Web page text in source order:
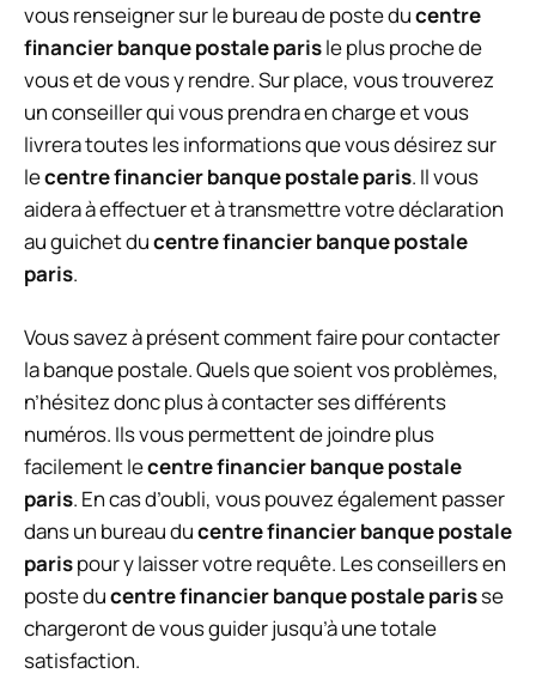
vous renseigner sur le bureau de poste ducentre
financier banque postale parisle plus proche de
vous et de vous y rendre. Sur place, vous trouverez
un conseiller qui vous prendra en charge et vous
livrera toutes les informations que vous désirez sur
lecentre financier banque postale paris. Il vous
aidera à effectuer et à transmettre votre déclaration
au guichet ducentre financier banque postale
paris.
Vous savez à présent comment faire pour contacter
la banque postale. Quels que soient vos problèmes,
n’hésitez donc plus à contacter ses différents
numéros. Ils vous permettent de joindre plus
facilement lecentre financier banque postale
paris. En cas d’oubli, vous pouvez également passer
dans un bureau ducentre financier banque postale
parispour y laisser votre requête. Les conseillers en
poste ducentre financier banque postale parisse
chargeront de vous guider jusqu’à une totale
satisfaction.